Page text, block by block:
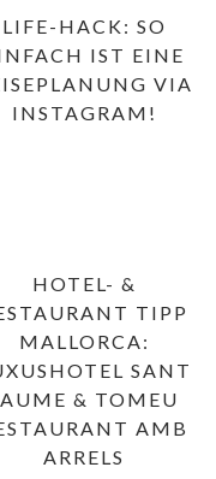
LIFE-HACK: SO
IST EINE
VIA
INSTAGRAM!
HOTEL- &
TIPP
MALLORCA:
SANT
& TOMEU
AMB
ARRELS